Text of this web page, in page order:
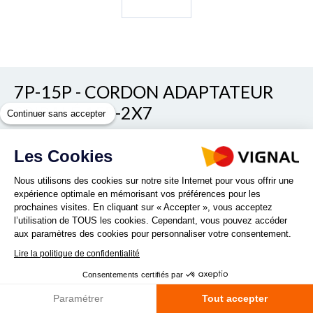
7P-15P - CORDON ADAPTATEUR
SPIRALÉ 15P-2X7
REF. D16147
Continuer sans accepter
Les Cookies
Nous utilisons des cookies sur notre site Internet pour vous offrir une
expérience optimale en mémorisant vos préférences pour les
prochaines visites. En cliquant sur « Accepter », vous acceptez
l’utilisation de TOUS les cookies. Cependant, vous pouvez accéder
aux paramètres des cookies pour personnaliser votre consentement.
Lire la politique de confidentialité
Consentements certifiés par
Paramétrer Tout accepter